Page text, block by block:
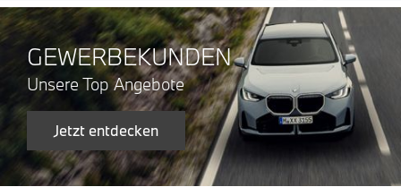
GEWERBEKUNDEN
Unsere Top Angebote
Jetzt entdecken